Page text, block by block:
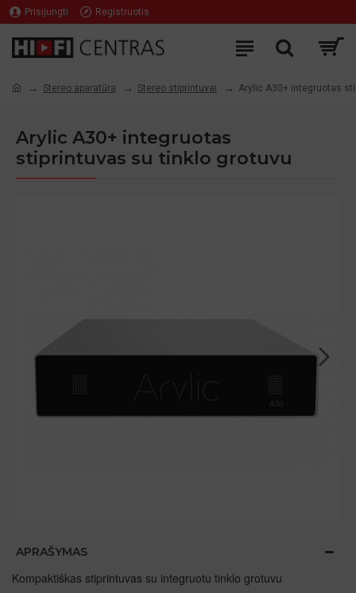
Prisijungti Registruotis
Stereo aparatūra Stereo stiprintuvai Arylic A30+ integruotas
Arylic A30+ integruotas
stiprintuvas su tinklo grotuvu
APRAŠYMAS
Kompaktiškas stiprintuvas su integruotu tinklo grotuvu